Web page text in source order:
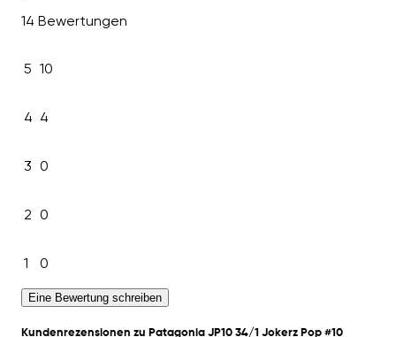
14 Bewertungen
5 10
4 4
3 0
2 0
1 0
Eine Bewertung schreiben
Kundenrezensionen zu Patagonia JP10 34/1 Jokerz Pop #10